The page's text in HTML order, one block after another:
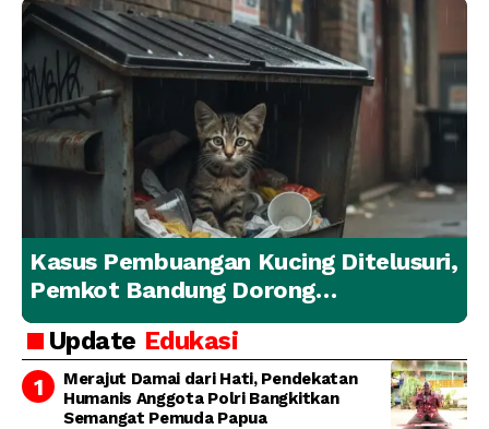
Kasus Pembuangan Kucing Ditelusuri,
Pemkot Bandung Dorong
Penanganan Hewan yang
Bertanggung Jawab
Update Edukasi
Merajut Damai dari Hati, Pendekatan
Humanis Anggota Polri Bangkitkan
Semangat Pemuda Papua